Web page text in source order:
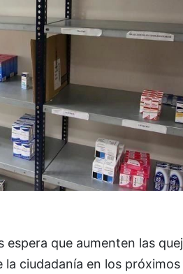
espera que aumenten las
ciudadanía en los próximos